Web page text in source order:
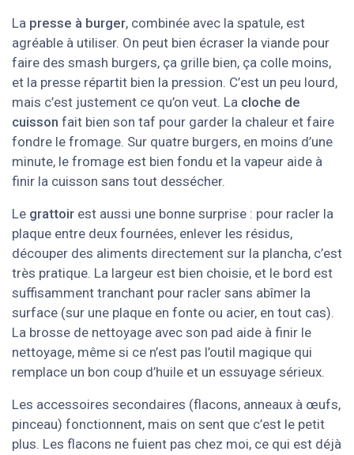
La presse à burger, combinée avec la spatule, est
agréable à utiliser. On peut bien écraser la viande pour
faire des smash burgers, ça grille bien, ça colle moins,
et la presse répartit bien la pression. C’est un peu lourd,
mais c’est justement ce qu’on veut. La cloche de
cuisson fait bien son taf pour garder la chaleur et faire
fondre le fromage. Sur quatre burgers, en moins d’une
minute, le fromage est bien fondu et la vapeur aide à
finir la cuisson sans tout dessécher.
Le grattoir est aussi une bonne surprise : pour racler la
plaque entre deux fournées, enlever les résidus,
découper des aliments directement sur la plancha, c’est
très pratique. La largeur est bien choisie, et le bord est
suffisamment tranchant pour racler sans abîmer la
surface (sur une plaque en fonte ou acier, en tout cas).
La brosse de nettoyage avec son pad aide à finir le
nettoyage, même si ce n’est pas l’outil magique qui
remplace un bon coup d’huile et un essuyage sérieux.
Les accessoires secondaires (flacons, anneaux à œufs,
pinceau) fonctionnent, mais on sent que c’est le petit
plus. Les flacons ne fuient pas chez moi, ce qui est déjà